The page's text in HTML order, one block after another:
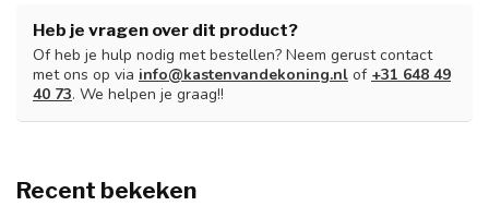
Heb je vragen over dit product?
Of heb je hulp nodig met bestellen? Neem gerust contact
met ons op via info@kastenvandekoning.nl of +31 648 49
40 73. We helpen je graag!!
Recent bekeken